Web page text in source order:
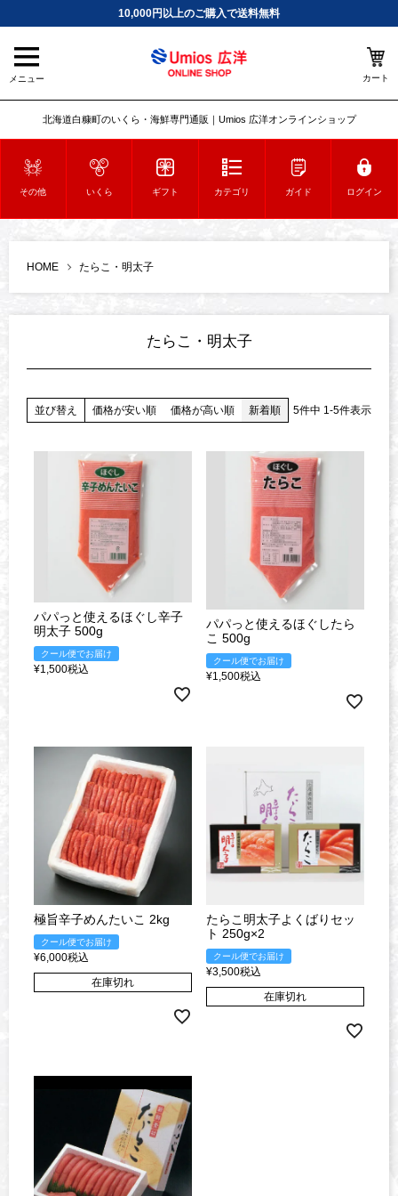
10,000円以上のご購入で送料無料
メニュー カート
北海道白糠町のいくら・海鮮専門通販｜Umios 広洋オンラインショップ
その他 いくら ギフト カテゴリ ガイド ログイン
HOME たらこ・明太子
たらこ・明太子
並び替え 価格が安い順 価格が高い順 新着順 5件中 1-5件表示
パパっと使えるほぐし辛子
明太子 500g
クール便でお届け
¥1,500税込
パパっと使えるほぐしたら
こ 500g
クール便でお届け
¥1,500税込
極旨辛子めんたいこ 2kg
クール便でお届け
¥6,000税込
在庫切れ
たらこ明太子よくばりセッ
ト 250g×2
クール便でお届け
¥3,500税込
在庫切れ